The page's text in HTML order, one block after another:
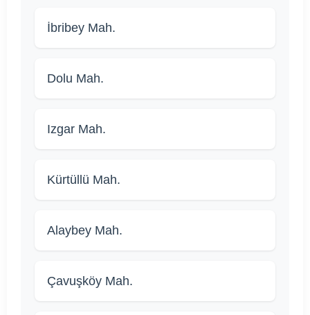
İbribey Mah.
Dolu Mah.
Izgar Mah.
Kürtüllü Mah.
Alaybey Mah.
Çavuşköy Mah.